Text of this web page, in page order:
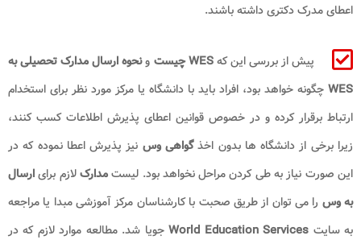
اعطای مدرک دکتری داشته باشند.
پیش از بررسی این کهWES چیست ونحوه ارسال مدارک تحصیلی به
WES چگونه خواهد بود، افراد باید با دانشگاه یا مرکز مورد نظر برای استخدام
ارتباط برقرار کرده و در خصوص قوانین اعطای پذیرش اطلاعات کسب کنند،
زیرا برخی از دانشگاه ها بدون اخذگواهی وس نیز پذیرش اعطا نموده که در
این صورت نیاز به طی کردن مراحل نخواهد بود. لیستمدارکلازم برایارسال
به وس را می توان از طریق صحبت با کارشناسان مرکز آموزشی مبدا یا مراجعه
به سایت World Education Servicesجویا شد. مطالعه موارد لازم که در